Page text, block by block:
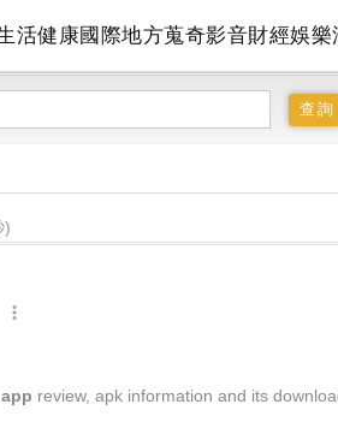
活健康國際地方蒐奇影音財經娛樂
)